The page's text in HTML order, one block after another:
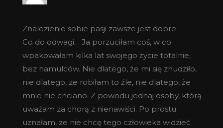
Znalezienie sobie pasji zawsze jest dobre.
Co do odwagi… Ja porzuciłam coś, w co
wpakowałam kilka lat swojego życie totalnie,
bez hamulców. Nie dlatego, że mi się znudziło,
nie dlatego, ze robiłam to źle, nie dlatego, że
mnie nie chciano. Z powodu jednaj osoby, którą
uważam za chorą z nienawiści. Po prostu
uznałam, ze nie chcę tego człowieka widzieć